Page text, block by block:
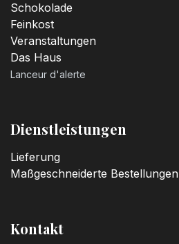
Schokolade
Feinkost
Veranstaltungen
Das Haus
Lanceur d'alerte
Dienstleistungen
Lieferung
Maßgeschneiderte Bestellungen
Kontakt